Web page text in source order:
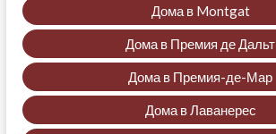
Дома в Montgat
Дома в Премия де Дальт
Дома в Премия-де-Мар
Дома в Лаванерес